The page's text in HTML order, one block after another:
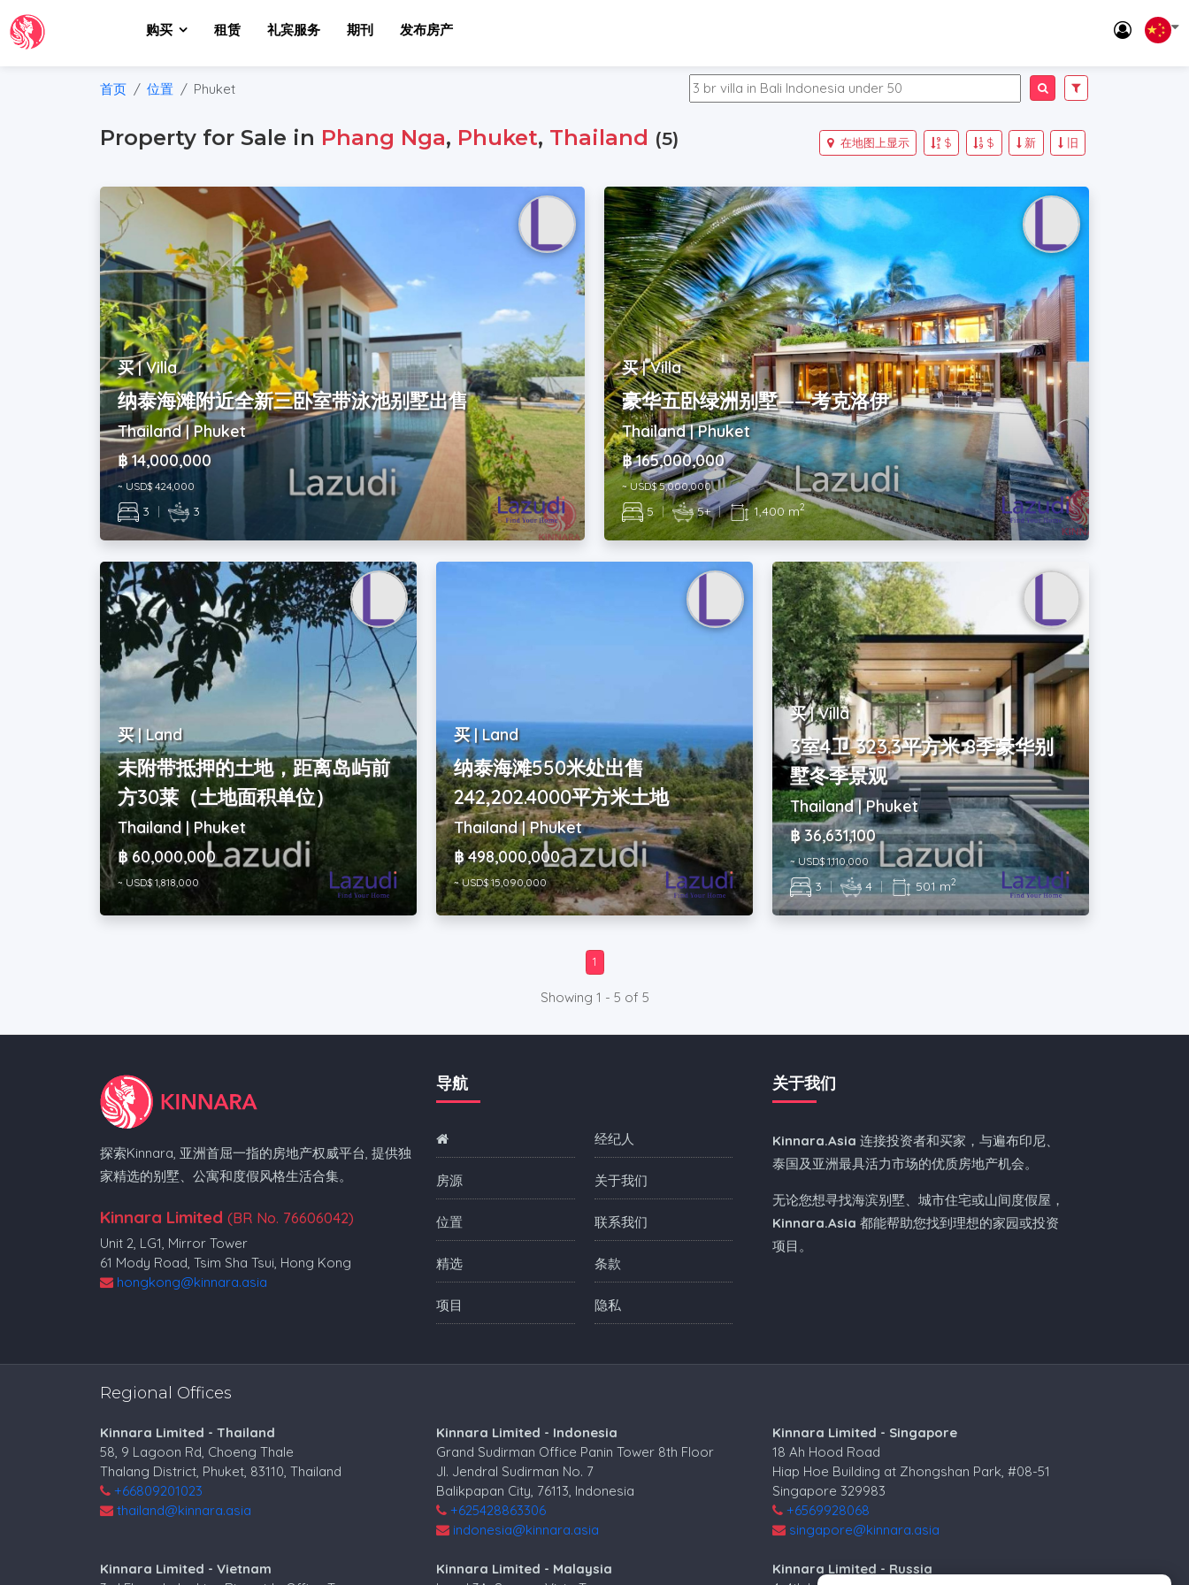
购买 租赁 礼宾服务 期刊 发布房产
首页 位置 Phuket
Property for Sale in Phang Nga, Phuket, Thailand (5) 旧
新
$
$
在地图上显示
买 | Villa
纳泰海滩附近全新三卧室带泳池别墅出售
Thailand | Phuket
฿ 14,000,000
~ USD$ 424,000
3 | 3
买 | Villa
豪华五卧绿洲别墅——考克洛伊
Thailand | Phuket
฿ 165,000,000
~ USD$ 5,000,000
5 | 5+ | 1,400 m2
买 | Land
未附带抵押的土地，距离岛屿前
方30莱（土地面积单位）
Thailand | Phuket
฿ 60,000,000
~ USD$ 1,818,000
买 | Land
纳泰海滩550米处出售
242,202.4000平方米土地
Thailand | Phuket
฿ 498,000,000
~ USD$ 15,090,000
买 | Villa
3室4卫 323.3平方米 8季豪华别
墅冬季景观
Thailand | Phuket
฿ 36,631,100
~ USD$ 1,110,000
3 | 4 | 501 m2
1
Showing 1 - 5 of 5
探索Kinnara, 亚洲首屈一指的房地产权威平台, 提供独
家精选的别墅、公寓和度假风格生活合集。
Kinnara Limited (BR No. 76606042)
Unit 2, LG1, Mirror Tower
61 Mody Road, Tsim Sha Tsui, Hong Kong
hongkong@kinnara.asia
导航
房源
位置
精选
项目
经纪人
关于我们
联系我们
条款
隐私
关于我们
Kinnara.Asia 连接投资者和买家，与遍布印尼、
泰国及亚洲最具活力市场的优质房地产机会。
无论您想寻找海滨别墅、城市住宅或山间度假屋，
Kinnara.Asia 都能帮助您找到理想的家园或投资
项目。
Regional Offices
Kinnara Limited - Thailand
58, 9 Lagoon Rd, Choeng Thale
Thalang District, Phuket, 83110, Thailand
+66809201023
thailand@kinnara.asia
Kinnara Limited - Indonesia
Grand Sudirman Office Panin Tower 8th Floor
Jl. Jendral Sudirman No. 7
Balikpapan City, 76113, Indonesia
+625428863306
indonesia@kinnara.asia
Kinnara Limited - Singapore
18 Ah Hood Road
Hiap Hoe Building at Zhongshan Park, #08-51
Singapore 329983
+6569928068
singapore@kinnara.asia
Kinnara Limited - Vietnam
Kinnara Limited - Malaysia
Kinnara Limited - Russia